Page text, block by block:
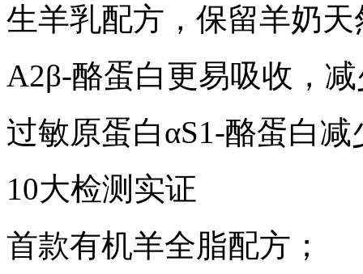
生羊乳配方，保留羊奶
A2β-酪蛋白更易吸收，
过敏原蛋白αS1-酪蛋白减
10大检测实证
首款有机羊全脂配方；